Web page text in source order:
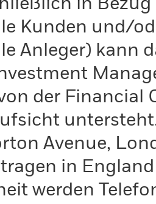
in
Kunden und/
Anleger) kann
der Financial
Avenue,
in
werden